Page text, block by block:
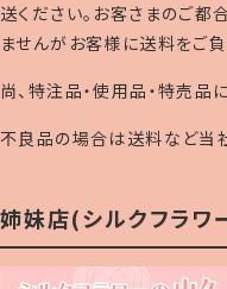
送ください。お客さまのご都
ませんがお客様に送料をご負
尚、特注品・使用品・特売品
不良品の場合は送料など当
姉妹店(シルクフラワ